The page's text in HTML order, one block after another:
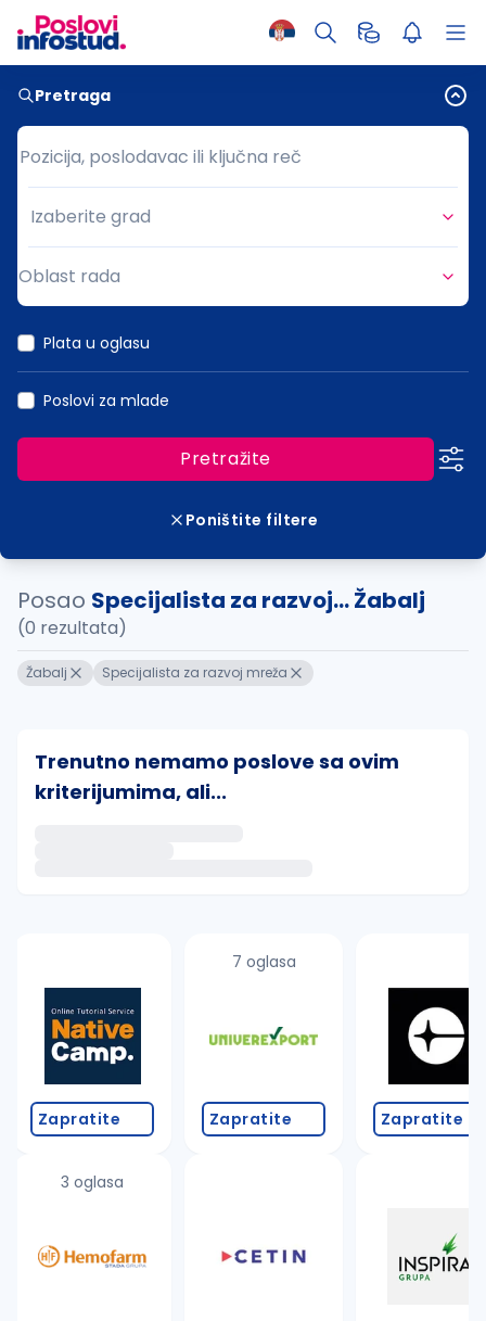
Pretraga
Pozicija, poslodavac ili ključna reč
Pozicija, poslodavac ili ključna reč
Grad
Izaberite grad
Oblast rada
Plata u oglasu
Poslovi za mlade
Pretražite
Poništite filtere
Posao Specijalista za razvoj... Žabalj
(0 rezultata)
Žabalj Specijalista za razvoj mreža
Trenutno nemamo poslove sa ovim
kriterijumima, ali...
Takođe možete da:
proverite pravopisne greške (koristite č, ć, š, đ,
povećajte radijus za odabrani grad
promenite odabrane filtere pretrage
Zapratite
3 oglasa
7 oglasa
Zapratite Zapratite